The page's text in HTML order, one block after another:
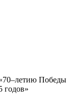
Победы
годов»